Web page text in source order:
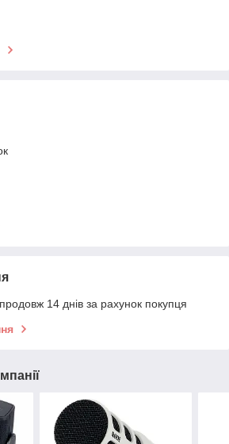
14 днів за рахунок покупця